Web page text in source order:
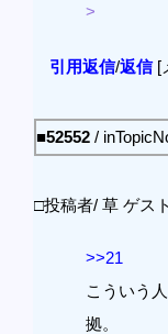
>
引用返信/返信[
■52552 /
□投稿者/ 草 ゲス
>>21
こういう
拠。